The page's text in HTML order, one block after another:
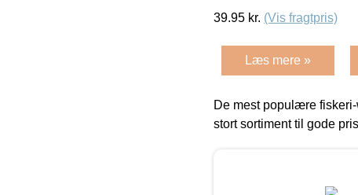
39.95 kr. (Vis fragtpris)
Læs mere »
De mest populære
stort sortiment til gode